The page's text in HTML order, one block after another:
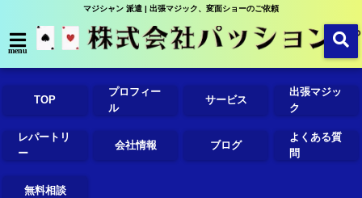
マジシャン 派遣 | 出張マジック、変面ショーのご依頼
menu
TOP
プロフィー
ル
サービス
出張マジッ
ク
レパートリ
ー
会社情報 ブログ
よくある質
問
無料相談